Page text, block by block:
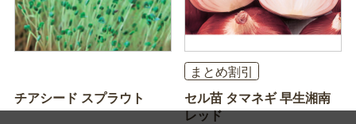
チアシード スプラウト
まとめ割引
セル苗 タマネギ 早生湘南
レッド